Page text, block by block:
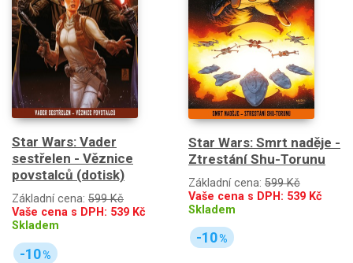
Star Wars: Vader
sestřelen - Věznice
povstalců (dotisk)
Základní cena: 599 Kč
Vaše cena s DPH: 539 Kč
Skladem
-10%
Star Wars: Smrt naděje -
Ztrestání Shu-Torunu
Základní cena: 599 Kč
Vaše cena s DPH: 539 Kč
Skladem
-10%